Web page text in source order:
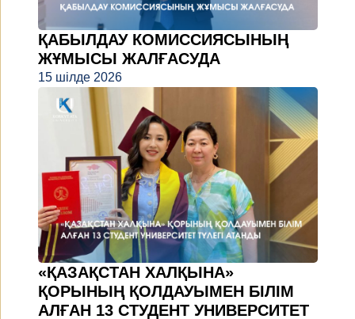
ҚАБЫЛДАУ КОМИССИЯСЫНЫҢ
ЖҰМЫСЫ ЖАЛҒАСУДА
15 шілде 2026
«ҚАЗАҚСТАН ХАЛҚЫНА»
ҚОРЫНЫҢ ҚОЛДАУЫМЕН БІЛІМ
АЛҒАН 13 СТУДЕНТ УНИВЕРСИТЕТ